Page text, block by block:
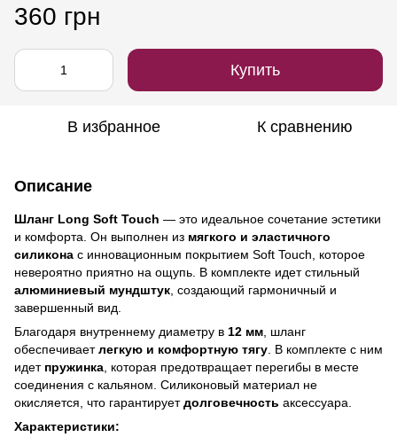
360 грн
Купить
В избранное К сравнению
Описание
Шланг Long Soft Touch — это идеальное сочетание эстетики
и комфорта. Он выполнен из мягкого и эластичного
силикона с инновационным покрытием Soft Touch, которое
невероятно приятно на ощупь. В комплекте идет стильный
алюминиевый мундштук , создающий гармоничный и
завершенный вид.
Благодаря внутреннему диаметру в 12 мм , шланг
обеспечиваетлегкую и комфортную тягу . В комплекте с ним
идет пружинка , которая предотвращает перегибы в месте
соединения с кальяном. Силиконовый материал не
окисляется, что гарантируетдолговечность аксессуара.
Характеристики: